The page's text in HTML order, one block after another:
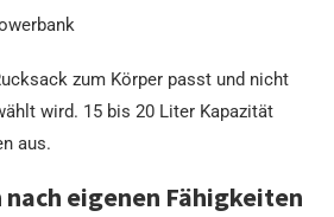
zum Körper passt und nicht
wird. 15 bis 20 Liter Kapazität
aus.
nach eigenen Fähigkeiten